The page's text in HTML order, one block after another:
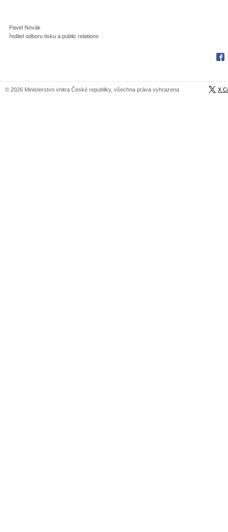
Pavel Novák
ředitel odboru tisku a public relations
© 2026 Ministerstvo vnitra České republiky, všechna práva vyhrazena X